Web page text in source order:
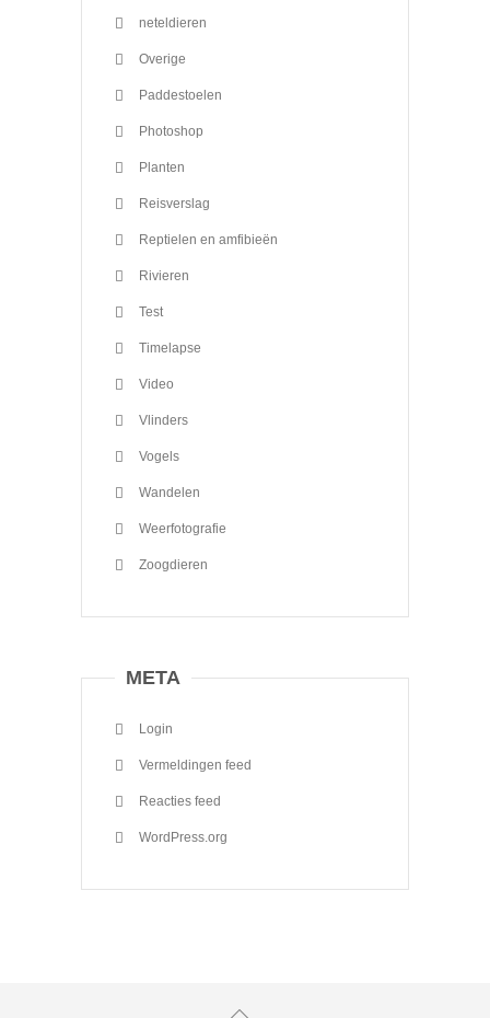
neteldieren
Overige
Paddestoelen
Photoshop
Planten
Reisverslag
Reptielen en amfibieën
Rivieren
Test
Timelapse
Video
Vlinders
Vogels
Wandelen
Weerfotografie
Zoogdieren
META
Login
Vermeldingen feed
Reacties feed
WordPress.org